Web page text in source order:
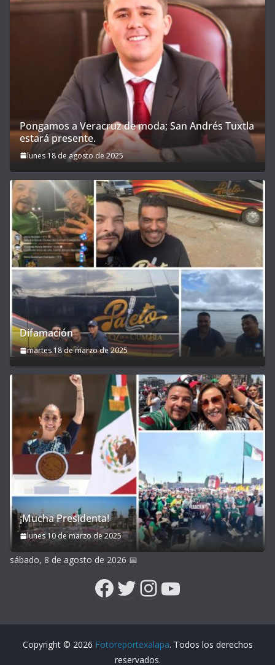
Pongamos a Veracruz de moda; San Andrés Tuxtla
estará presente.
lunes 18 de agosto de 2025
Difamación
martes 18 de marzo de 2025
¡Mucha Presidenta!
lunes 10 de marzo de 2025
sábado, 8 de agosto de 2026 📅
Facebook
Twitter
Instagram
YouTube
Copyright © 2026 Fotoreportexalapa. Todos los derechos
reservados.